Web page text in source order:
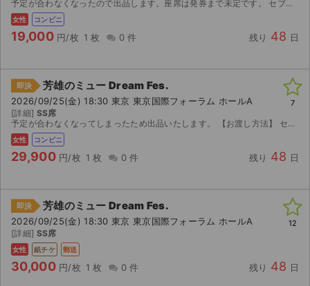
サイト情報
チケットジャム運営会社
プライバシーポリシー
特定商取引法に基づく表記
予定が合わなくなったので出品します。座席は発券まで未定です。 セブンイレブンで発券いただけます。
女性 コンビニ
19,000 円/枚 1 枚 0 件 残り 48 日
即決 芳雄のミュー Dream Fes.
2026/09/25(金) 18:30 東京 東京国際フォーラム ホールA
[詳細] SS席
予定が合わなくなってしまったため出品いたします。 【お渡し方法】 セブンイレブン発券番号を通知いたします。 発券可能になり次第、取引連絡にてURLをお送りします。 9/18(金)14...
女性 コンビニ
29,900 円/枚 1 枚 0 件 残り 48 日
7
即決 芳雄のミュー Dream Fes.
2026/09/25(金) 18:30 東京 東京国際フォーラム ホールA
[詳細] SS席
女性 紙チケ 郵送
30,000 円/枚 1 枚 0 件 残り 48 日
12